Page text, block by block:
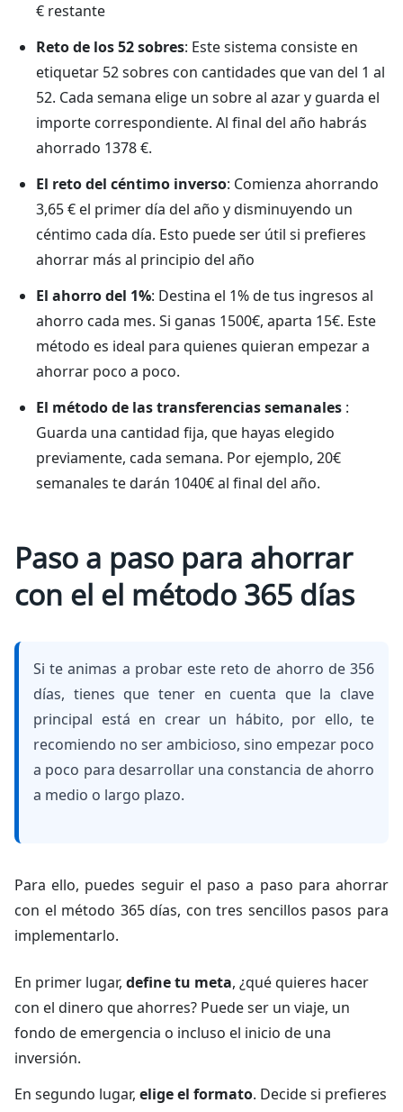
€ restante
Reto de los 52 sobres: Este sistema consiste en
etiquetar 52 sobres con cantidades que van del 1 al
52. Cada semana elige un sobre al azar y guarda el
importe correspondiente. Al final del año habrás
ahorrado 1378 €.
El reto del céntimo inverso: Comienza ahorrando
3,65 € el primer día del año y disminuyendo un
céntimo cada día. Esto puede ser útil si prefieres
ahorrar más al principio del año
El ahorro del 1%: Destina el 1% de tus ingresos al
ahorro cada mes. Si ganas 1500€, aparta 15€. Este
método es ideal para quienes quieran empezar a
ahorrar poco a poco.
El método de las transferencias semanales :
Guarda una cantidad fija, que hayas elegido
previamente, cada semana. Por ejemplo, 20€
semanales te darán 1040€ al final del año.
Paso a paso para ahorrar
con el el método 365 días
Si te animas a probar este reto de ahorro de 356
días, tienes que tener en cuenta que la clave
principal está en crear un hábito, por ello, te
recomiendo no ser ambicioso, sino empezar poco
a poco para desarrollar una constancia de ahorro
a medio o largo plazo.
Para ello, puedes seguir el paso a paso para ahorrar
con el método 365 días, con tres sencillos pasos para
implementarlo.
En primer lugar, define tu meta, ¿qué quieres hacer
con el dinero que ahorres? Puede ser un viaje, un
fondo de emergencia o incluso el inicio de una
inversión.
En segundo lugar, elige el formato. Decide si prefieres